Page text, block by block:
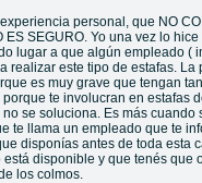
personal, que NO
ES SEGURO. Yo una vez lo
lugar a que algún empleado (
realizar este tipo de estafas. La
es muy grave que tengan
te involucran en estafas
se soluciona. Es más cuando
te llama un empleado que te
disponías antes de toda esta
disponible y que tenés que
los colmos.